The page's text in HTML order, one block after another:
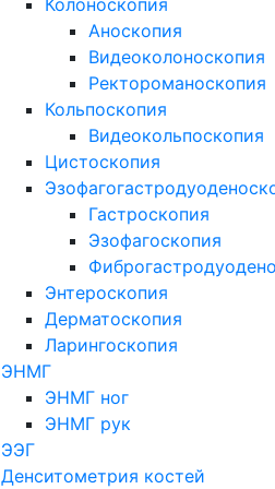
Колоноскопия
Аноскопия
Видеоколоноскопия
Ректороманоскопия
Кольпоскопия
Видеокольпоскопия
Цистоскопия
Гастроскопия
Эзофагоскопия
Энтероскопия
Дерматоскопия
Ларингоскопия
ЭНМГ
ЭНМГ ног
ЭНМГ рук
ЭЭГ
Денситометрия костей